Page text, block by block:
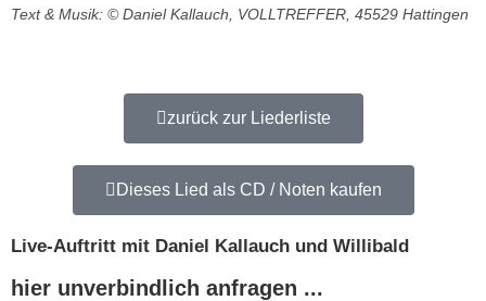
Text & Musik: © Daniel Kallauch, VOLLTREFFER, 45529 Hattingen
zurück zur Liederliste
Dieses Lied als CD / Noten kaufen
Live-Auftritt mit Daniel Kallauch und Willibald
hier unverbindlich anfragen ...